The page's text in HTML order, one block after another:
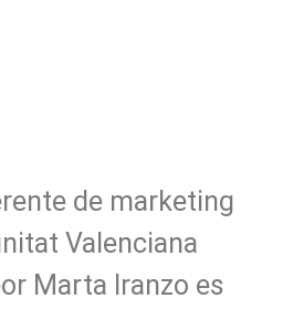
de marketing
Valenciana
Marta Iranzo es